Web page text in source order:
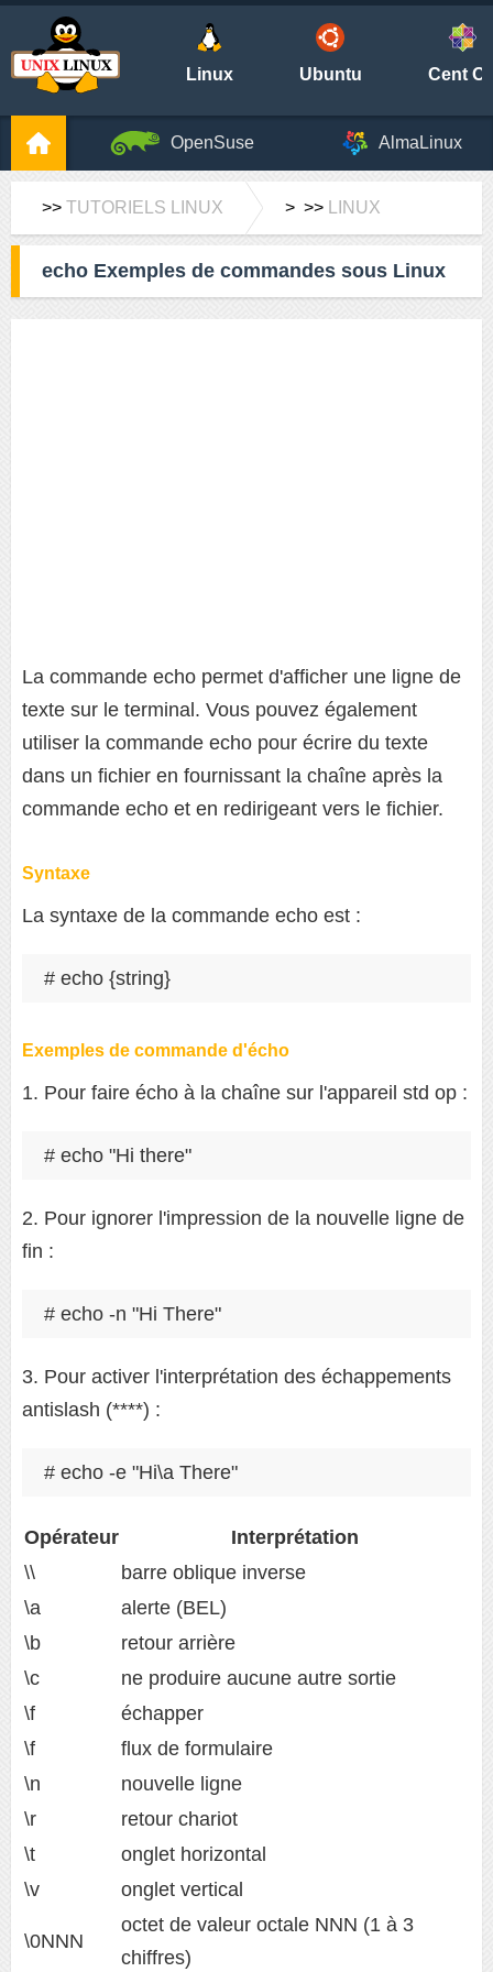
Linux Ubuntu Cent
OpenSuse AlmaLinux
>> TUTORIELS LINUX > >> LINUX
echo Exemples de commandes sous Linux
La commande echo permet d'afficher une ligne de
texte sur le terminal. Vous pouvez également
utiliser la commande echo pour écrire du texte
dans un fichier en fournissant la chaîne après la
commande echo et en redirigeant vers le fichier.
Syntaxe
La syntaxe de la commande echo est :
# echo {string}
Exemples de commande d'écho
1. Pour faire écho à la chaîne sur l'appareil std op :
# echo "Hi there"
2. Pour ignorer l'impression de la nouvelle ligne de
fin :
# echo -n "Hi There"
3. Pour activer l'interprétation des échappements
antislash (****) :
# echo -e "Hi\a There"
Opérateur
Interprétation
\\
barre oblique inverse
\a
alerte (BEL)
\b
retour arrière
\c
ne produire aucune autre sortie
\f
échapper
\f
flux de formulaire
\n
nouvelle ligne
\r
retour chariot
\t
onglet horizontal
\v
onglet vertical
\0NNN
octet de valeur octale NNN (1 à 3
chiffres)